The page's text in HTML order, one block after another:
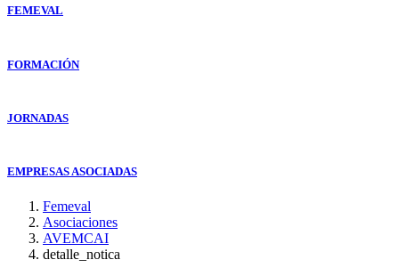
FEMEVAL
FORMACIÓN
JORNADAS
EMPRESAS ASOCIADAS
Femeval
Asociaciones
AVEMCAI
detalle_notica